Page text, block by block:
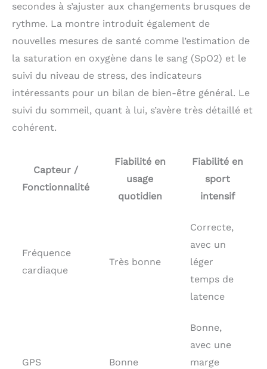
Huawei Health (pour
l'application, accédez à
Appareils, appuyez sur
appuyez sur le bouton 4
points dans le coin
supérieur droit, puis sur
désinstallez Application
moins 2 minutes, puis
les rallumer et installer
l'application Huawei
Health "
secondes à s’ajuster aux changements brusques de
rythme. La montre introduit également de
nouvelles mesures de santé comme l’estimation de
la saturation en oxygène dans le sang (SpO2) et le
suivi du niveau de stress, des indicateurs
intéressants pour un bilan de bien-être général. Le
suivi du sommeil, quant à lui, s’avère très détaillé et
cohérent.
Capteur /
Fonctionnalité
Fiabilité en
usage
quotidien
Fiabilité en
sport
intensif
Fréquence
cardiaque
Très bonne
Correcte,
avec un
léger
temps de
latence
GPS Bonne
Bonne,
avec une
marge